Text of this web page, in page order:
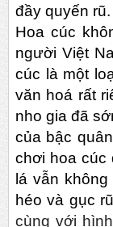
đầy quyến rũ.
Hoa cúc
người Việt
cúc là một
văn hoá rất
nho gia đã
của bậc
chơi hoa cúc
lá vẫn
héo và gục
cùng với